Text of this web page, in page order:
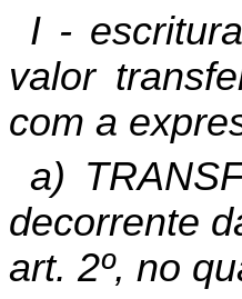
I -
valor
com a
a)
decorrente
art. 2º, no